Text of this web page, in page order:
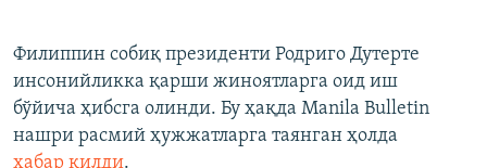
Филиппин собиқ президенти Родриго Дутерте
инсонийликка қарши жиноятларга оид иш
бўйича ҳибсга олинди. Бу ҳақда Manila Bulletin
нашри расмий ҳужжатларга таянган ҳолда
хабар қилди.